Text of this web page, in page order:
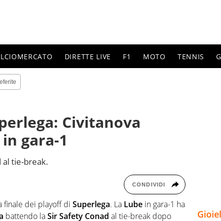
DIRETTE LIVE F1 MOTO TENNIS
Civitanova
gara-1
al tie-break.
CONDIVIDI
dei playoff di Superlega. La Lube in gara-1 ha
battendo laSir Safety Conad al tie-break dopo